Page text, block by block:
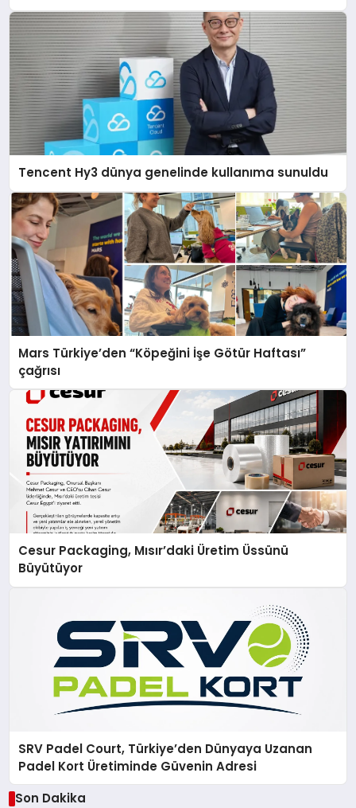
Tencent Hy3 dünya genelinde kullanıma sunuldu
Mars Türkiye’den “Köpeğini İşe Götür Haftası”
çağrısı
Cesur Packaging, Mısır’daki Üretim Üssünü
Büyütüyor
SRV Padel Court, Türkiye’den Dünyaya Uzanan
Padel Kort Üretiminde Güvenin Adresi
Son Dakika